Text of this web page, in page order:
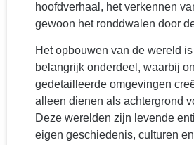
hoofdverhaal, het verkennen
gewoon het ronddwalen door
Het opbouwen van de wereld
belangrijk onderdeel, waarbij
gedetailleerde omgevingen
alleen dienen als achtergrond
Deze werelden zijn levende
eigen geschiedenis, culturen